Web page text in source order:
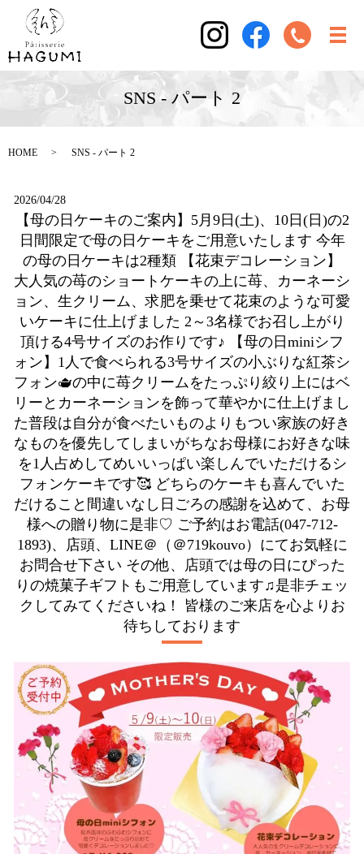
SNS - パート 2
HOME SNS - パート 2
2026/04/28
【母の日ケーキのご案内】5月9日(土)、10日(日)の2
日間限定で母の日ケーキをご用意いたします 今年
の母の日ケーキは2種類 【花束デコレーション】
大人気の苺のショートケーキの上に苺、カーネーシ
ョン、生クリーム、求肥を乗せて花束のような可愛
いケーキに仕上げました 2～3名様でお召し上がり
頂ける4号サイズのお作りです♪ 【母の日miniシフ
ォン】1人で食べられる3号サイズの小ぶりな紅茶シ
フォン🫖の中に苺クリームをたっぷり絞り上にはベ
リーとカーネーションを飾って華やかに仕上げまし
た普段は自分が食べたいものよりもつい家族の好き
なものを優先してしまいがちなお母様にお好きな味
を1人占めしてめいいっぱい楽しんでいただけるシ
フォンケーキです🥰 どちらのケーキも喜んでいた
だけること間違いなし日ごろの感謝を込めて、お母
様への贈り物に是非♡ ご予約はお電話(047-712-
1893)、店頭、LINE＠（＠719kouvo）にてお気軽に
お問合せ下さい その他、店頭では母の日にぴった
りの焼菓子ギフトもご用意しています♫是非チェッ
クしてみてくださいね！ 皆様のご来店を心よりお
待ちしております